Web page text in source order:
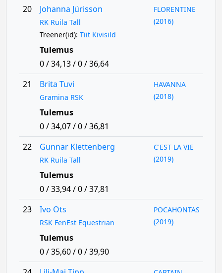
20
Johanna Jürisson
RK Ruila Tall
Treener(id): Tiit Kivisild
FLORENTINE
(2016)
Tulemus
0 / 34,13 / 0 / 36,64
21
Brita Tuvi
Gramina RSK
HAVANNA
(2018)
Tulemus
0 / 34,07 / 0 / 36,81
22
Gunnar Klettenberg
RK Ruila Tall
C'EST LA VIE
(2019)
Tulemus
0 / 33,94 / 0 / 37,81
23
Ivo Ots
RSK FenEst Equestrian
POCAHONTAS
(2019)
Tulemus
0 / 35,60 / 0 / 39,90